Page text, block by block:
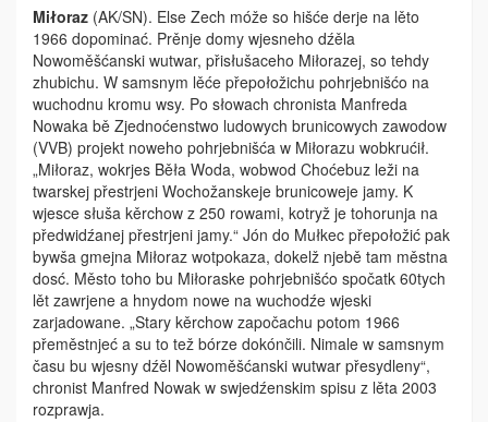
Miłoraz (AK/SN). Else Zech móže so hišće derje na lěto
1966 dopominać. Prěnje domy wjesneho dźěla
Nowoměšćanski wutwar, přisłušaceho Miłorazej, so tehdy
zhubichu. W samsnym lěće přepołožichu pohrjebnišćo na
wuchodnu kromu wsy. Po słowach chronista Manfreda
Nowaka bě Zjednoćenstwo ludowych bru­nicowych zawodow
(VVB) projekt noweho pohrjebnišća w Miłorazu wobkrućił.
„Miłoraz, wokrjes Běła Woda, wobwod Cho­ćebuz leži na
twarskej přestrjeni Wo­chožanskeje brunicoweje jamy. K
wjesce słuša kěrchow z 250 rowami, kotryž je tohoru­nja na
předwidźanej přestrjeni jamy.“­ Jón do Mułkec přepołožić pak
bywša gmejna Miłoraz wotpokaza, dokelž njebě tam městna
dosć. Město toho bu Miłoraske pohrjebnišćo spočatk 60tych
lět zawrjene a hnydom nowe na wu­chodźe wjeski
zarjadowane. „Stary kěrchow započachu potom 1966
přeměstnjeć a su to tež bórze dokónčili. Nima­le w samsnym
času bu wjesny dźěl Nowoměšćanski wutwar přesydleny“,
chronist Manfred Nowak w swjedźenskim spisu z lěta 2003
rozprawja.